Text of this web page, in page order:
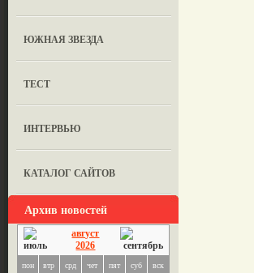
ЮЖНАЯ ЗВЕЗДА
ТЕСТ
ИНТЕРВЬЮ
КАТАЛОГ САЙТОВ
Архив новостей
август
2026
пон втр срд чет пят суб вск